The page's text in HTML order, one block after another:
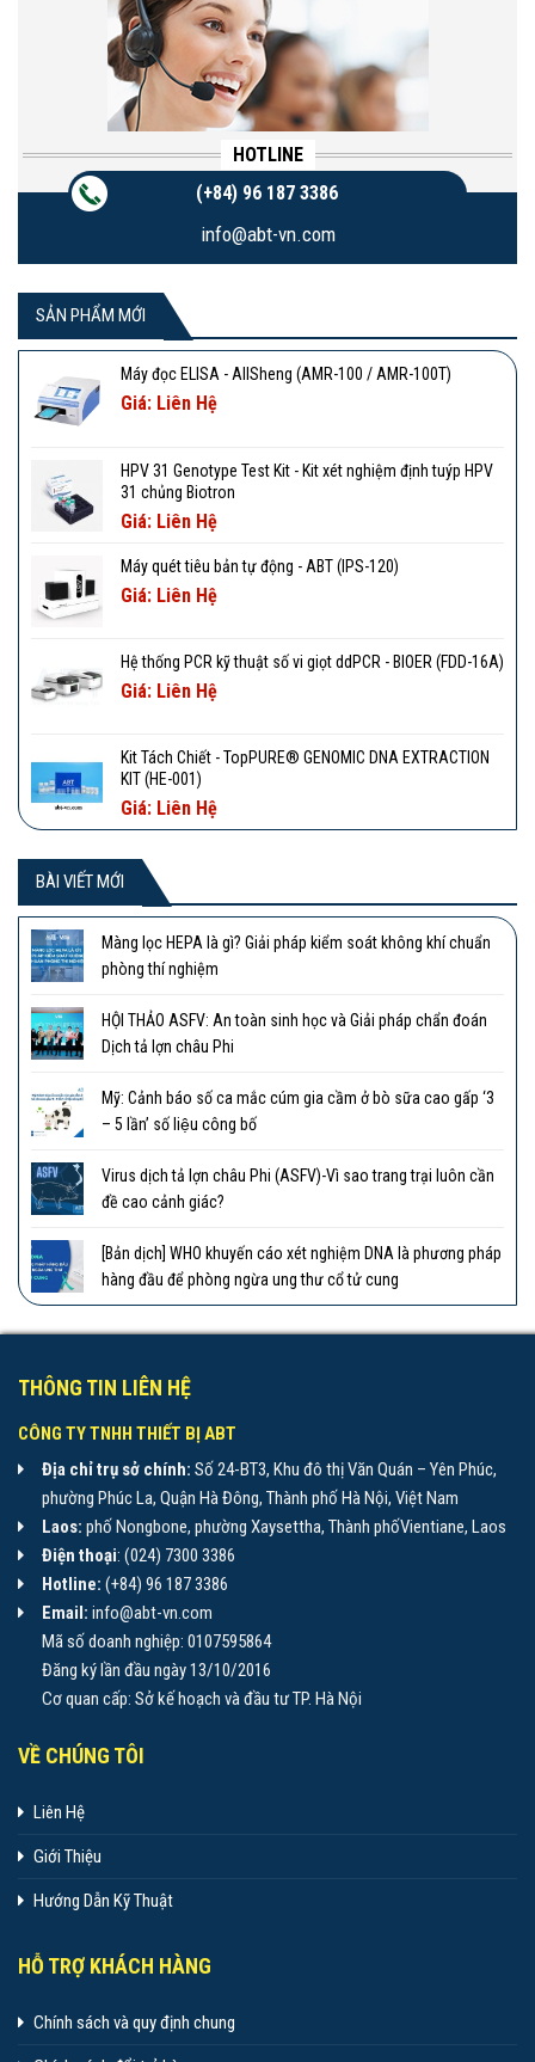
HOTLINE
(+84) 96 187 3386
info@abt-vn.com
SẢN PHẨM MỚI
Máy đọc ELISA - AllSheng (AMR-100 / AMR-100T)
Giá: Liên Hệ
HPV 31 Genotype Test Kit - Kit xét nghiệm định tuýp HPV
31 chủng Biotron
Giá: Liên Hệ
Máy quét tiêu bản tự động - ABT (IPS-120)
Giá: Liên Hệ
Hệ thống PCR kỹ thuật số vi giọt ddPCR - BIOER (FDD-16A)
Giá: Liên Hệ
Kit Tách Chiết - TopPURE® GENOMIC DNA EXTRACTION
KIT (HE-001)
Giá: Liên Hệ
BÀI VIẾT MỚI
Màng lọc HEPA là gì? Giải pháp kiểm soát không khí chuẩn
phòng thí nghiệm
HỘI THẢO ASFV: An toàn sinh học và Giải pháp chẩn đoán
Dịch tả lợn châu Phi
Mỹ: Cảnh báo số ca mắc cúm gia cầm ở bò sữa cao gấp ‘3
– 5 lần’ số liệu công bố
Virus dịch tả lợn châu Phi (ASFV)-Vì sao trang trại luôn cần
đề cao cảnh giác?
[Bản dịch] WHO khuyến cáo xét nghiệm DNA là phương pháp
hàng đầu để phòng ngừa ung thư cổ tử cung
THÔNG TIN LIÊN HỆ
CÔNG TY TNHH THIẾT BỊ ABT
Địa chỉ trụ sở chính: Số 24-BT3, Khu đô thị Văn Quán – Yên Phúc,
phường Phúc La, Quận Hà Đông, Thành phố Hà Nội, Việt Nam
Laos: phố Nongbone, phường Xaysettha, Thành phốVientiane, Laos
Điện thoại: (024) 7300 3386
Hotline: (+84) 96 187 3386
Email: info@abt-vn.com
Mã số doanh nghiệp: 0107595864
Đăng ký lần đầu ngày 13/10/2016
Cơ quan cấp: Sở kế hoạch và đầu tư TP. Hà Nội
VỀ CHÚNG TÔI
Liên Hệ
Giới Thiệu
Hướng Dẫn Kỹ Thuật
HỖ TRỢ KHÁCH HÀNG
Chính sách và quy định chung